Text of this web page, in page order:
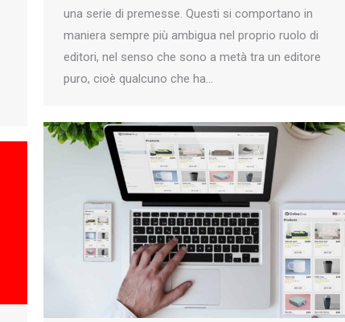
una serie di premesse. Questi si comportano in
maniera sempre più ambigua nel proprio ruolo di
editori, nel senso che sono a metà tra un editore
puro, cioè qualcuno che ha…